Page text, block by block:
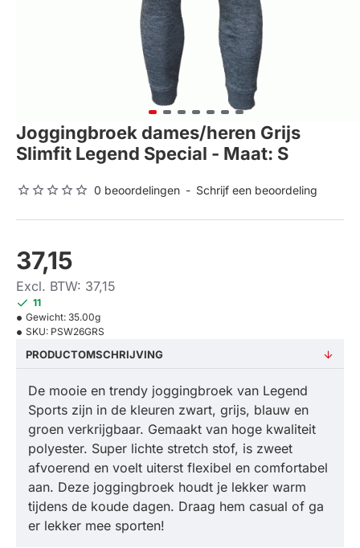
Joggingbroek dames/heren Grijs
Slimfit Legend Special - Maat: S
0 beoordelingen - Schrijf een beoordeling
37,15
Excl. BTW: 37,15
11
Gewicht: 35.00g
SKU: PSW26GRS
PRODUCTOMSCHRIJVING
De mooie en trendy joggingbroek van Legend
Sports zijn in de kleuren zwart, grijs, blauw en
groen verkrijgbaar. Gemaakt van hoge kwaliteit
polyester. Super lichte stretch stof, is zweet
afvoerend en voelt uiterst flexibel en comfortabel
aan. Deze joggingbroek houdt je lekker warm
tijdens de koude dagen. Draag hem casual of ga
er lekker mee sporten!